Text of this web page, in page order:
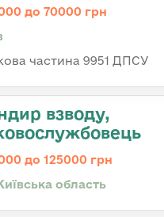
до 70000 грн
частина 9951 ДПСУ
взводу,
до 125000 грн
область